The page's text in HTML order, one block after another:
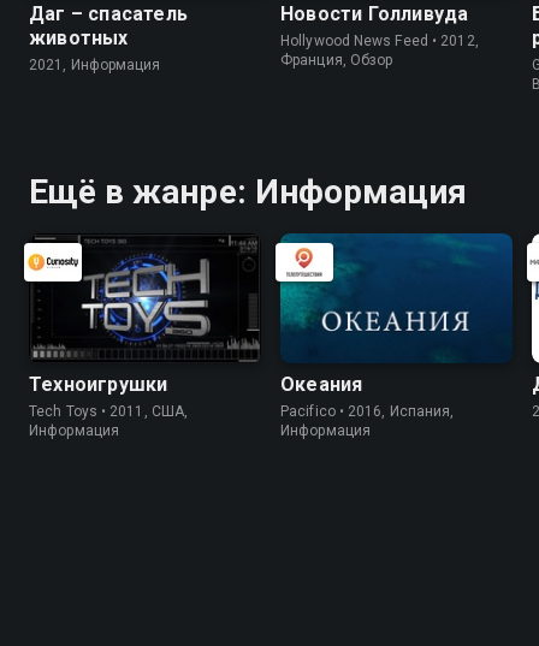
Даг – спасатель
животных
2021, Информация
Новости Голливуда
Hollywood News Feed • 2012,
Франция, Обзор
Ещё в жанре: Информация
Техноигрушки
Tech Toys • 2011, США,
Информация
Океания
Pacifico • 2016, Испания,
Информация